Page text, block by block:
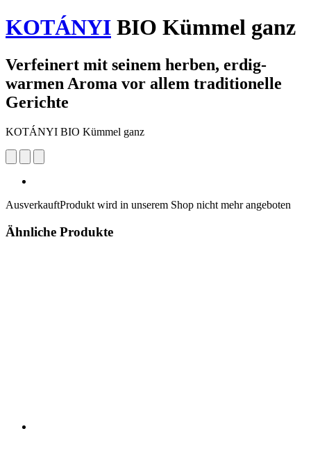
KOTÁNYI BIO Kümmel ganz
Verfeinert mit seinem herben, erdig-
warmen Aroma vor allem traditionelle
Gerichte
KOTÁNYI BIO Kümmel ganz
AusverkauftProdukt wird in unserem Shop nicht mehr angeboten
Ähnliche Produkte